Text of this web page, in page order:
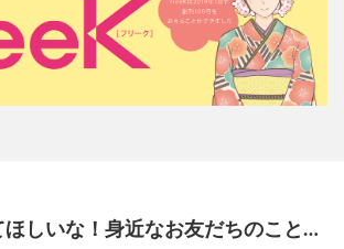
ほしいな！身近なお友だちのこと…